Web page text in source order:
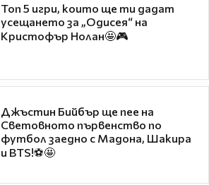
Топ 5 игри, които ще ти дадат
усещането за „Одисея“ на
Кристофър Нолан🤩🎮
Джъстин Бийбър ще пее на
Световното първенство по
футбол заедно с Мадона, Шакира
и BTS!⚽🤩